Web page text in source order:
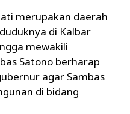
merupakan daerah
di Kalbar
mewakili
Satono berharap
agar Sambas
di bidang